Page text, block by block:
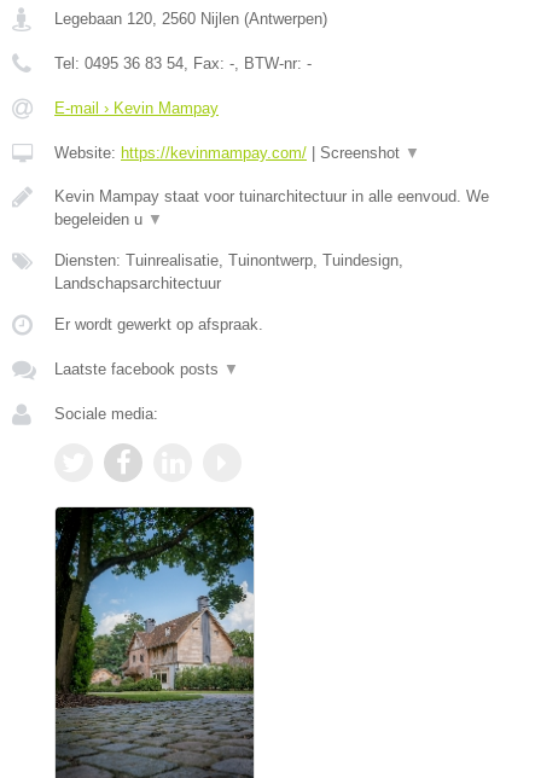
Legebaan 120, 2560 Nijlen (Antwerpen)
Tel: 0495 36 83 54, Fax: -, BTW-nr: -
E-mail › Kevin Mampay
Website: https://kevinmampay.com/ Screenshot ▼
Kevin Mampay staat voor tuinarchitectuur in alle eenvoud. We
begeleiden u ▼
Diensten: Tuinrealisatie, Tuinontwerp, Tuindesign,
Landschapsarchitectuur
Er wordt gewerkt op afspraak.
Laatste facebook posts ▼
Sociale media: